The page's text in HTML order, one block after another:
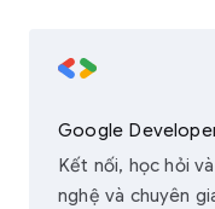
Google
Kết nối, học hỏi
nghệ và chuyên